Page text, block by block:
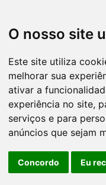
O nosso site
Este site utiliza
melhorar sua
ativar a
experiência no site,
serviços e para
anúncios que sejam
Concordo Eu